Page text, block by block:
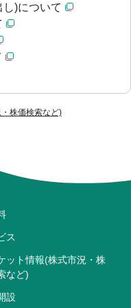
株価検索など)
し)について
ス
ット情報(株式市況・株
など)
設